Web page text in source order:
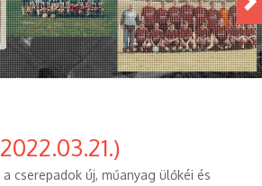
cserepadok új, műanyag ülőkéi és